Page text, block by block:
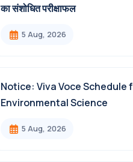
का संशोधित परीक्षाफल
5 Aug, 2026
Notice: Viva Voce Schedule
Environmental Science
5 Aug, 2026